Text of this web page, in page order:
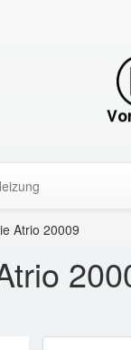
Atrio 20009